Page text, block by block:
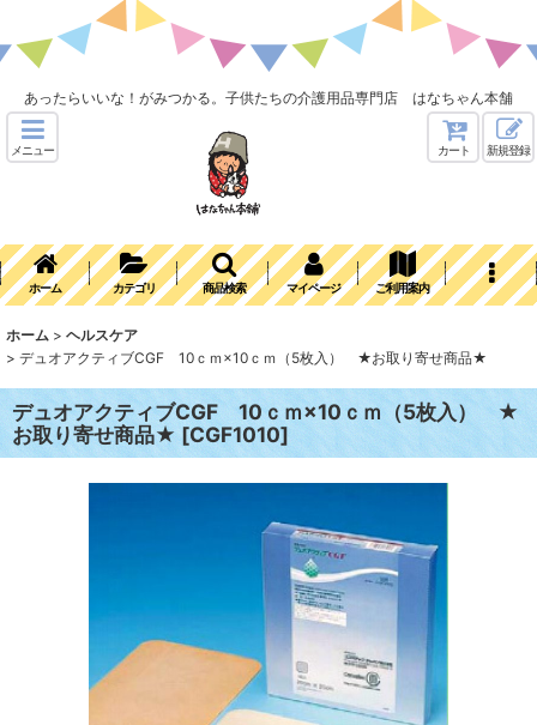
あったらいいな！がみつかる。子供たちの介護用品専門店 はなちゃん本舗
メニュー カート 新規登録
ホーム カテゴリ 商品検索 マイページ ご利用案内
ホーム > ヘルスケア
> デュオアクティブCGF 10ｃｍ×10ｃｍ（5枚入） ★お取り寄せ商品★
デュオアクティブCGF 10ｃｍ×10ｃｍ（5枚入） ★
お取り寄せ商品★ [CGF1010]